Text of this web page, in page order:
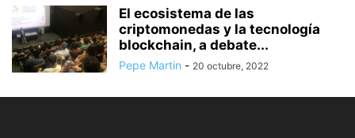
El ecosistema de las
criptomonedas y la tecnología
blockchain, a debate...
Pepe Martin - 20 octubre, 2022